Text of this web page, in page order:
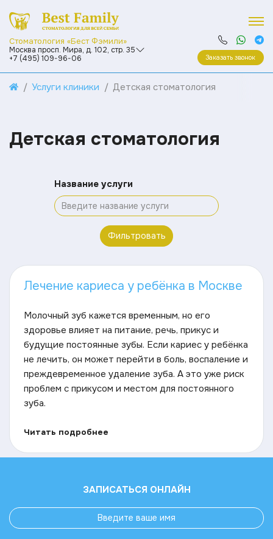
Стоматология «Бест Фэмили»
Москва просп. Мира, д. 102, стр. 35
+7 (495) 109-96-06
Заказать звонок
Услуги клиники Детская стоматология
Детская стоматология
Название услуги
Фильтровать
Лечение кариеса у ребёнка в Москве
Молочный зуб кажется временным, но его
здоровье влияет на питание, речь, прикус и
будущие постоянные зубы. Если кариес у ребёнка
не лечить, он может перейти в боль, воспаление и
преждевременное удаление зуба. А это уже риск
проблем с прикусом и местом для постоянного
зуба.
Читать подробнее
ЗАПИСАТЬСЯ ОНЛАЙН